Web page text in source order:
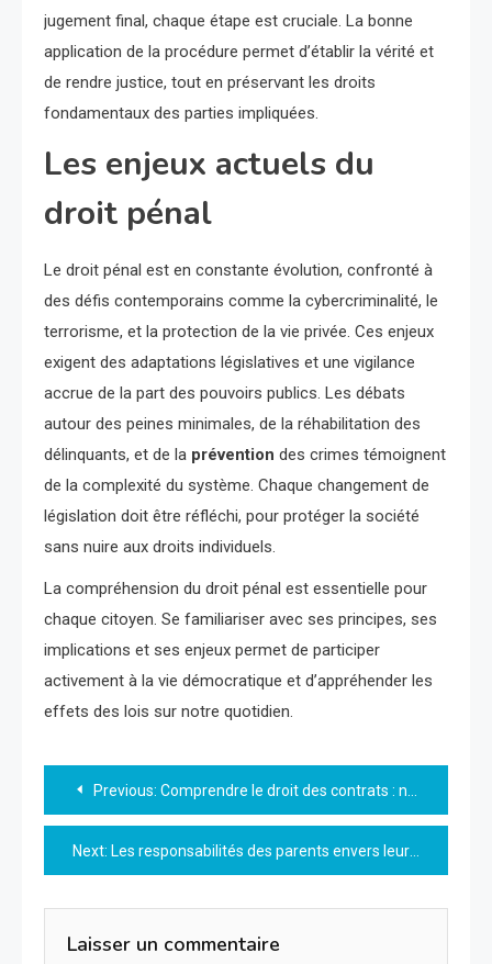
jugement final, chaque étape est cruciale. La bonne
application de la procédure permet d’établir la vérité et
de rendre justice, tout en préservant les droits
fondamentaux des parties impliquées.
Les enjeux actuels du
droit pénal
Le droit pénal est en constante évolution, confronté à
des défis contemporains comme la cybercriminalité, le
terrorisme, et la protection de la vie privée. Ces enjeux
exigent des adaptations législatives et une vigilance
accrue de la part des pouvoirs publics. Les débats
autour des peines minimales, de la réhabilitation des
délinquants, et de la prévention des crimes témoignent
de la complexité du système. Chaque changement de
législation doit être réfléchi, pour protéger la société
sans nuire aux droits individuels.
La compréhension du droit pénal est essentielle pour
chaque citoyen. Se familiariser avec ses principes, ses
implications et ses enjeux permet de participer
activement à la vie démocratique et d’appréhender les
effets des lois sur notre quotidien.
Navigation
de
l’article
Previous: Comprendre le droit des contrats : notions essentielles et enjeux
Next: Les responsabilités des parents envers leurs enfants
Laisser un commentaire